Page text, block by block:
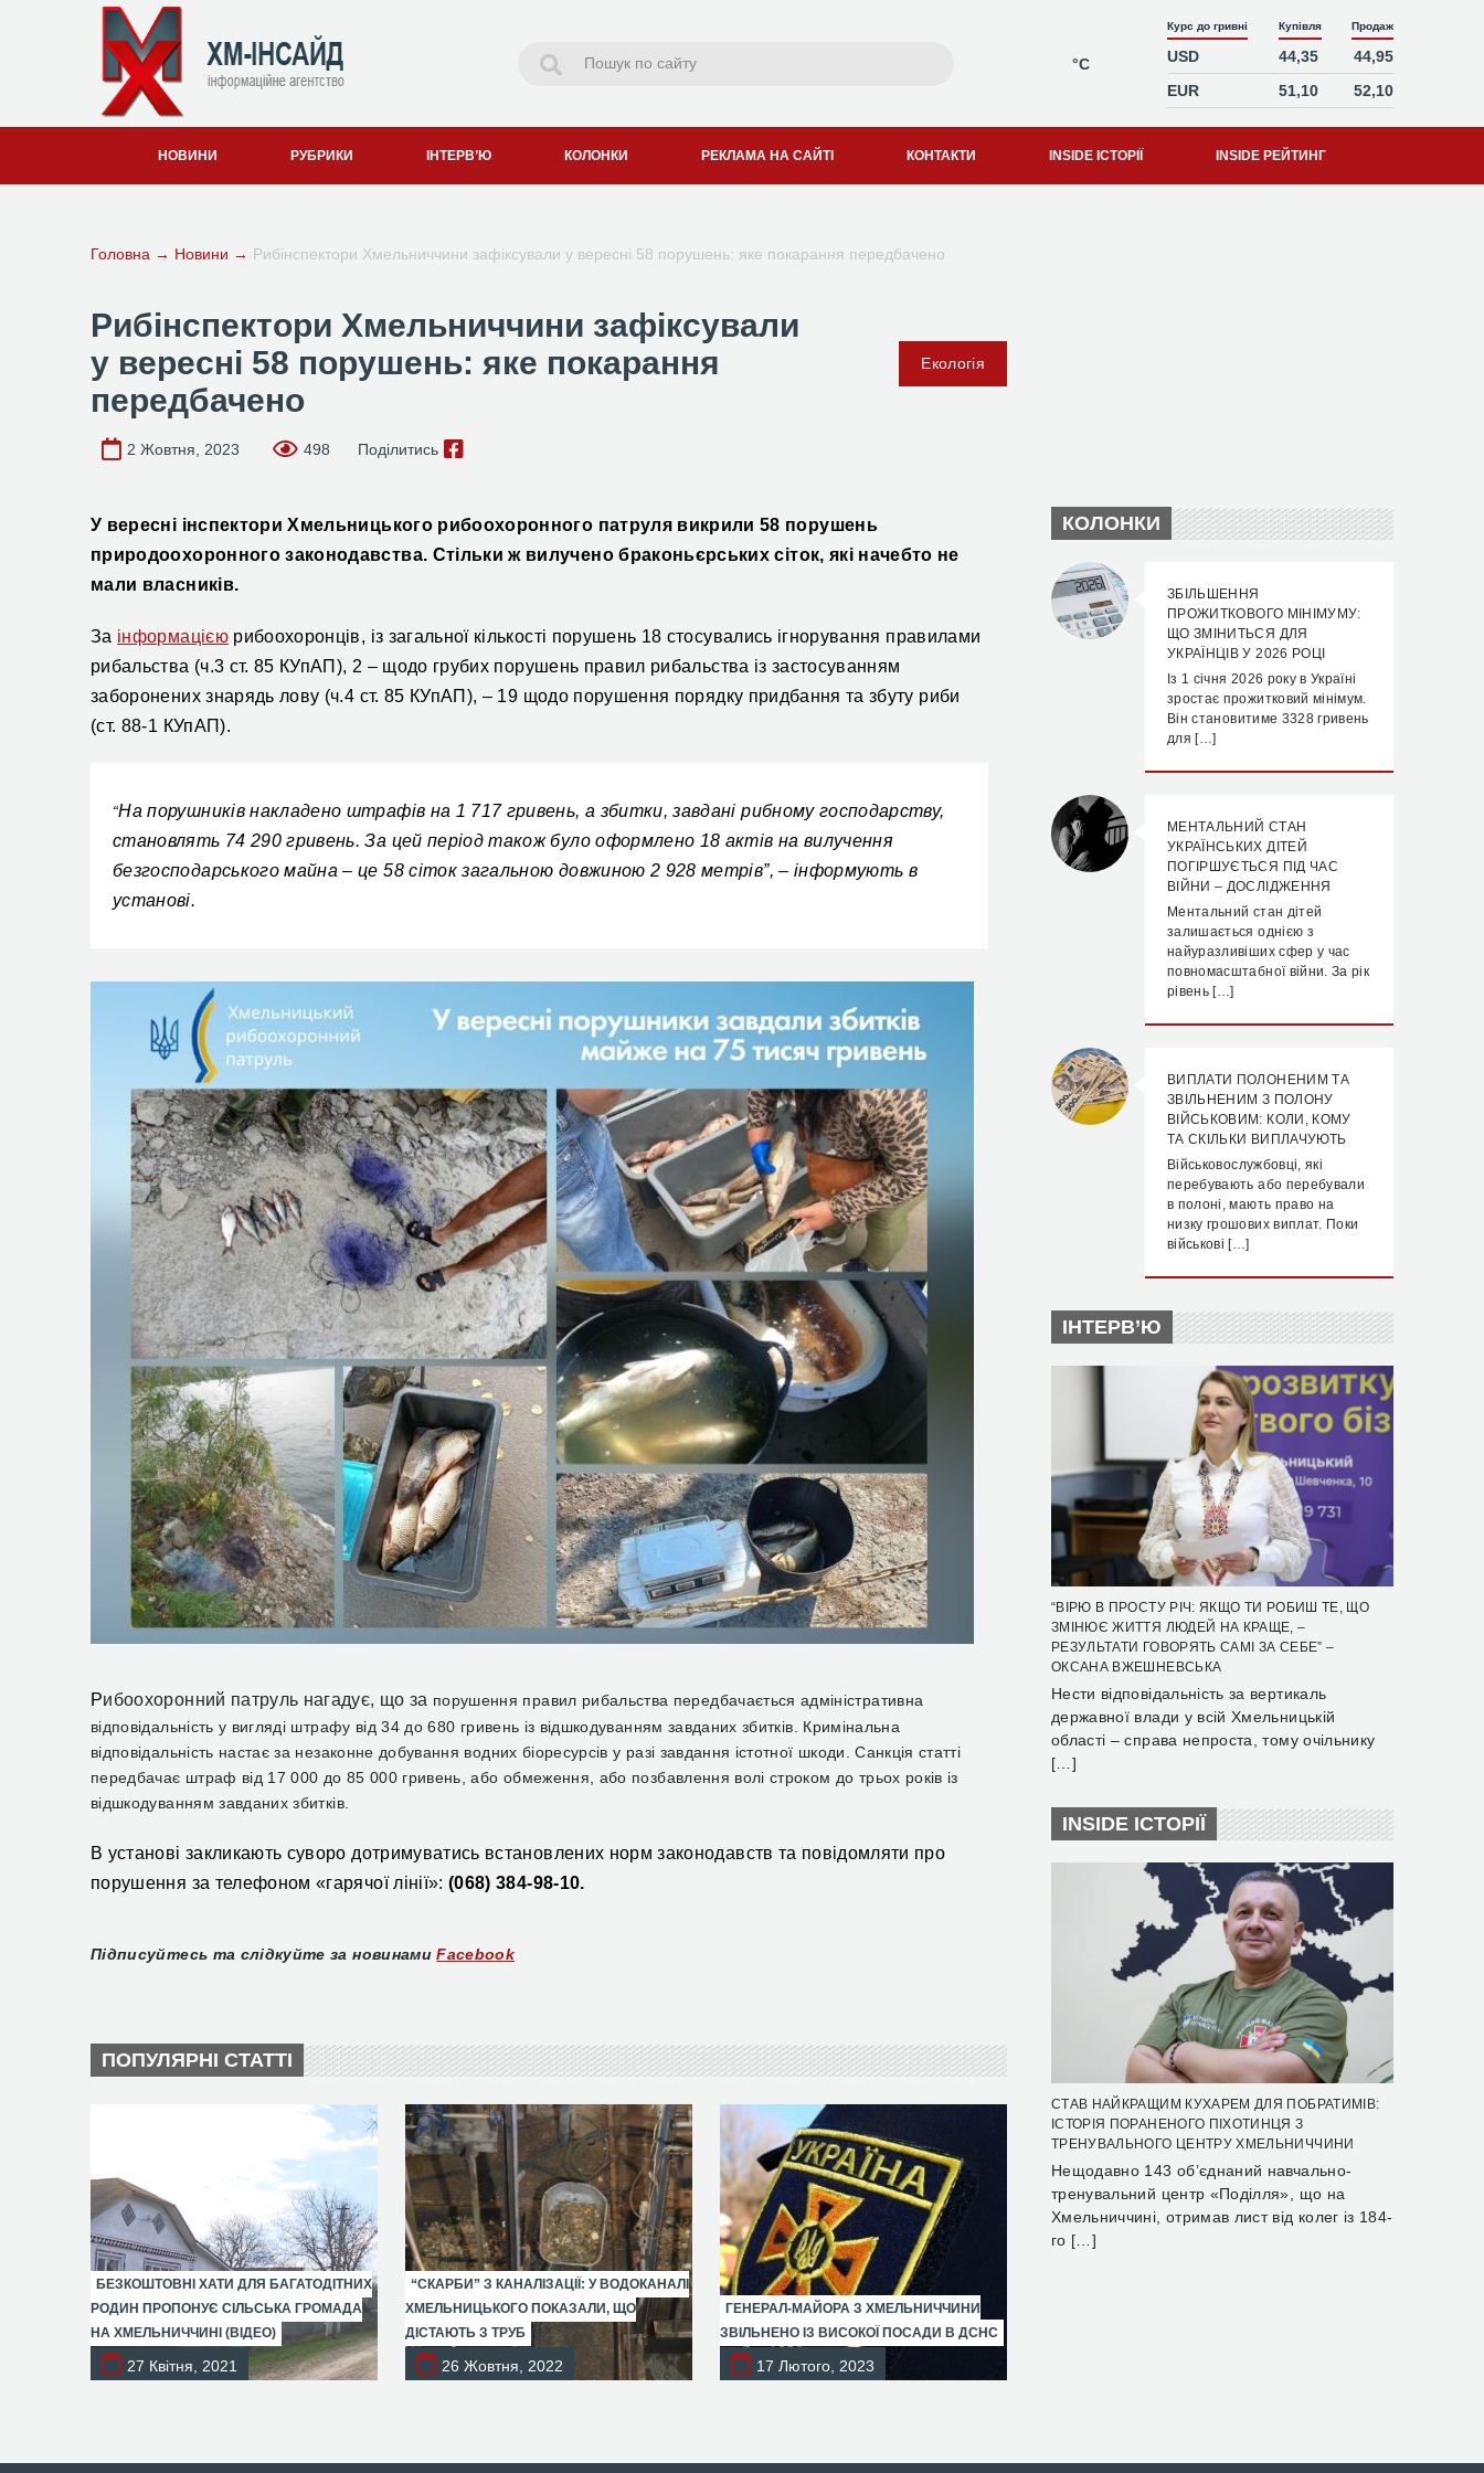
°C
Курс до гривні Купівля Продаж
USD 44,35
44,95
EUR
51,10 52,10
НОВИНИ РУБРИКИ ІНТЕРВ’Ю КОЛОНКИ РЕКЛАМА НА САЙТІ КОНТАКТИ INSIDE ІСТОРІЇ INSIDE РЕЙТИНГ
Головна → Новини → Рибінспектори Хмельниччини зафіксували у вересні 58 порушень: яке покарання передбачено
Рибінспектори Хмельниччини зафіксували
у вересні 58 порушень: яке покарання
передбачено
Екологія
2 Жовтня, 2023 498 Поділитись
У вересні інспектори Хмельницького рибоохоронного патруля викрили 58 порушень
природоохоронного законодавства. Стільки ж вилучено браконьєрських сіток, які начебто не
мали власників.
За інформацієюрибоохоронців, із загальної кількості порушень 18 стосувались ігнорування правилами
рибальства (ч.3 ст. 85 КУпАП), 2 – щодо грубих порушень правил рибальства із застосуванням
заборонених знарядь лову (ч.4 ст. 85 КУпАП), – 19 щодо порушення порядку придбання та збуту риби
(ст. 88-1 КУпАП).
“На порушників накладено штрафів на 1 717 гривень, а збитки, завдані рибному господарству,
становлять 74 290 гривень. За цей період також було оформлено 18 актів на вилучення
безгосподарського майна – це 58 сіток загальною довжиною 2 928 метрів”, – інформують в
установі.
Рибоохоронний патруль нагадує, що за порушення правил рибальства передбачається адміністративна
відповідальність у вигляді штрафу від34 до 680 гривень із відшкодуванням завданих збитків. Кримінальна
відповідальність настає за незаконне добування водних біоресурсів у разі завдання істотної шкоди. Санкція статті
передбачає штраф від 17 000 до 85 000 гривень , або обмеження, або позбавлення волі строком до трьох років із
відшкодуванням завданих збитків.
В установі закликають суворо дотримуватись встановлених норм законодавств та повідомляти про
порушення за телефоном «гарячої лінії»:(068) 384-98-10.
Підписуйтесь та слідкуйте за новинами Facebook
ПОПУЛЯРНІ СТАТТІ
БЕЗКОШТОВНІ ХАТИ ДЛЯ БАГАТОДІТНИХ
РОДИН ПРОПОНУЄ СІЛЬСЬКА ГРОМАДА
НА ХМЕЛЬНИЧЧИНІ (ВІДЕО)
27 Квітня, 2021
“СКАРБИ” З КАНАЛІЗАЦІЇ: У ВОДОКАНАЛІ
ХМЕЛЬНИЦЬКОГО ПОКАЗАЛИ, ЩО
ДІСТАЮТЬ З ТРУБ
26 Жовтня, 2022
ГЕНЕРАЛ-МАЙОРА З ХМЕЛЬНИЧЧИНИ
ЗВІЛЬНЕНО ІЗ ВИСОКОЇ ПОСАДИ В ДСНС
17 Лютого, 2023
КОЛОНКИ
ЗБІЛЬШЕННЯ
ПРОЖИТКОВОГО МІНІМУМУ:
ЩО ЗМІНИТЬСЯ ДЛЯ
УКРАЇНЦІВ У 2026 РОЦІ
Із 1 січня 2026 року в Україні
зростає прожитковий мінімум.
Він становитиме 3328 гривень
для […]
МЕНТАЛЬНИЙ СТАН
УКРАЇНСЬКИХ ДІТЕЙ
ПОГІРШУЄТЬСЯ ПІД ЧАС
ВІЙНИ – ДОСЛІДЖЕННЯ
Ментальний стан дітей
залишається однією з
найуразливіших сфер у час
повномасштабної війни. За рік
рівень […]
ВИПЛАТИ ПОЛОНЕНИМ ТА
ЗВІЛЬНЕНИМ З ПОЛОНУ
ВІЙСЬКОВИМ: КОЛИ, КОМУ
ТА СКІЛЬКИ ВИПЛАЧУЮТЬ
Військовослужбовці, які
перебувають або перебували
в полоні, мають право на
низку грошових виплат. Поки
військові […]
ІНТЕРВ’Ю
“ВІРЮ В ПРОСТУ РІЧ: ЯКЩО ТИ РОБИШ ТЕ, ЩО
ЗМІНЮЄ ЖИТТЯ ЛЮДЕЙ НА КРАЩЕ, –
РЕЗУЛЬТАТИ ГОВОРЯТЬ САМІ ЗА СЕБЕ” –
ОКСАНА ВЖЕШНЕВСЬКА
Нести відповідальність за вертикаль
державної влади у всій Хмельницькій
області – справа непроста, тому очільнику
[…]
INSIDE ІСТОРІЇ
СТАВ НАЙКРАЩИМ КУХАРЕМ ДЛЯ ПОБРАТИМІВ:
ІСТОРІЯ ПОРАНЕНОГО ПІХОТИНЦЯ З
ТРЕНУВАЛЬНОГО ЦЕНТРУ ХМЕЛЬНИЧЧИНИ
Нещодавно 143 об’єднаний навчально-
тренувальний центр «Поділля», що на
Хмельниччині, отримав лист від колег із 184-
го […]